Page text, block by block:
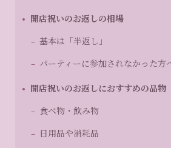
開店祝いのお返しの相場
基本は「半返し」
パーティーに参加されなかった方
開店祝いのお返しにおすすめの品物
食べ物・飲み物
日用品や消耗品